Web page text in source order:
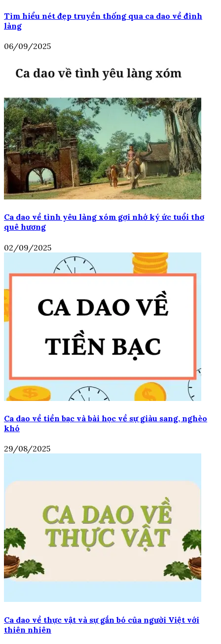
Tìm hiểu nét đẹp truyền thống qua ca dao về đình
làng
06/09/2025
Ca dao về tình yêu làng xóm gợi nhớ ký ức tuổi thơ
quê hương
02/09/2025
Ca dao về tiền bạc và bài học về sự giàu sang, nghèo
khó
29/08/2025
Ca dao về thực vật và sự gắn bó của người Việt với
thiên nhiên